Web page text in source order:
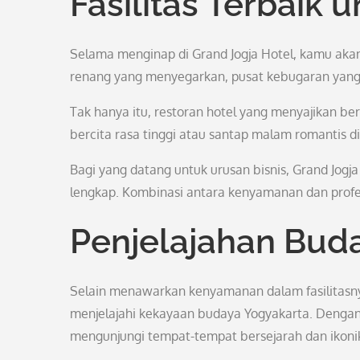
Selama menginap di Grand Jogja Hotel, kamu
renang yang menyegarkan, pusat kebugaran
Tak hanya itu, restoran hotel yang menyajikan
bercita rasa tinggi atau santap malam romantis
Bagi yang datang untuk urusan bisnis, Grand
lengkap. Kombinasi antara kenyamanan dan
Penjelajahan
Selain menawarkan kenyamanan dalam
menjelajahi kekayaan budaya Yogyakarta.
mengunjungi tempat-tempat bersejarah dan